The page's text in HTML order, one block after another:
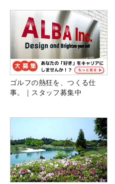
ゴルフの熱狂を、つくる仕
事。｜スタッフ募集中